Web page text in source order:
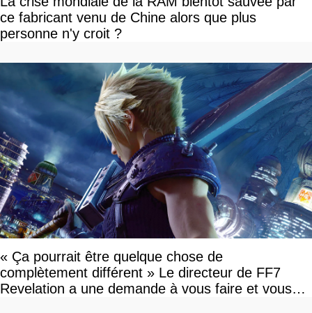
ce fabricant venu de Chine alors que plus
personne n'y croit ?
« Ça pourrait être quelque chose de
complètement différent » Le directeur de FF7
Revelation a une demande à vous faire et vous